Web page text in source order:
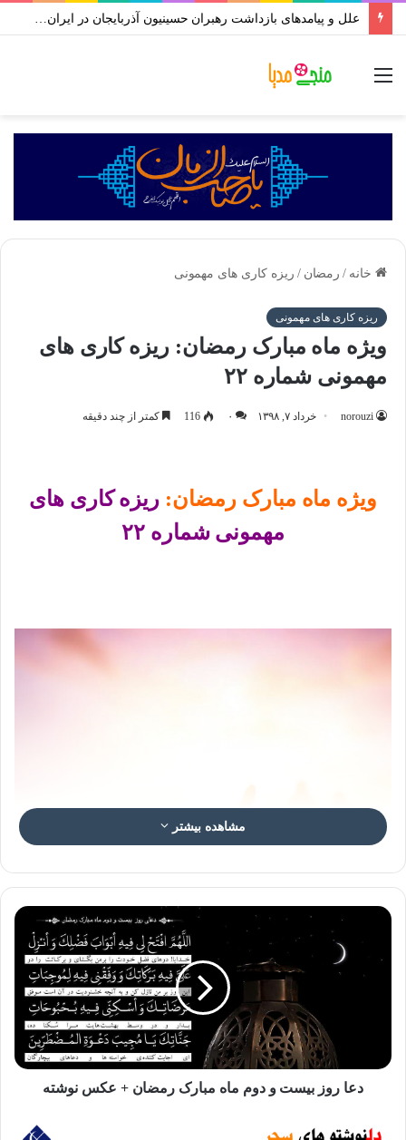
علل و پیامدهای بازداشت رهبران حسینیون آذربایجان در ایران | علی اکبر رائفی پور
خانه / رمضان / ریزه کاری های مهمونی
ریزه کاری های مهمونی
ویژه ماه مبارک رمضان: ریزه کاری های
مهمونی شماره ۲۲
norouzi خرداد ۷, ۱۳۹۸ ۰ 116 کمتر از چند دقیقه
ویژه ماه مبارک رمضان: ریزه کاری های
مهمونی شماره ۲۲
❌در شب بیست وسوم رمضان؛
باید به دو ذات مقدس،بیش از بقیه تقرب جست؛
مشاهده بیشتر
دعا روز بیست و دوم ماه مبارک رمضان + عکس نوشته